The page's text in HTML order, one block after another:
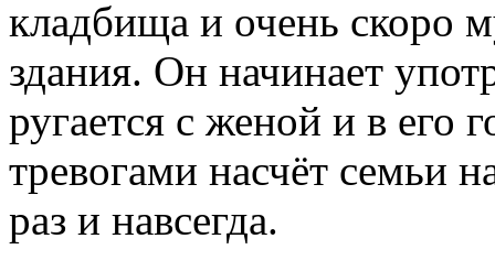
кладбища и очень скоро
здания. Он начинает
ругается с женой и в его
тревогами насчёт семьи
раз и навсегда.